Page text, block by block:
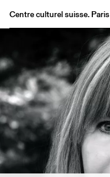
Centre culturel suisse. Paris
Bookshop
Buvette
Archives
Medias
Publications
About
FR/EN